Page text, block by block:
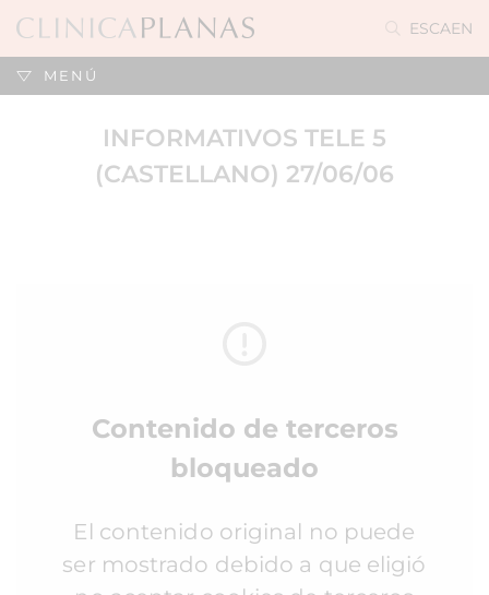
ESCAEN
MENÚ
INFORMATIVOS TELE 5
(CASTELLANO) 27/06/06
Contenido de terceros
bloqueado
El contenido original no puede
ser mostrado debido a que eligió